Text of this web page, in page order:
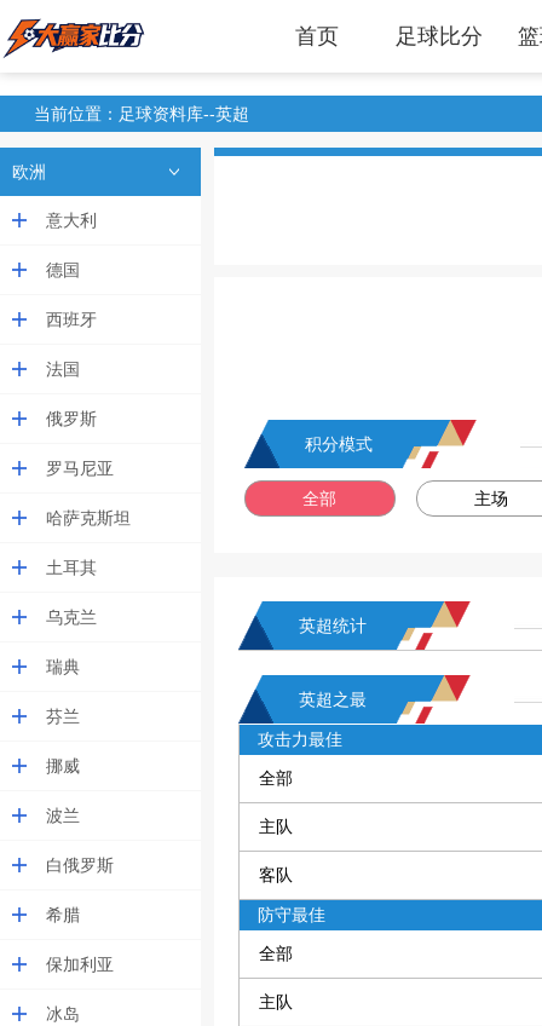
首页 足球比分
当前位置：足球资料库--英超
欧洲
意大利
德国
西班牙
法国
俄罗斯
罗马尼亚
哈萨克斯坦
土耳其
乌克兰
瑞典
芬兰
挪威
波兰
白俄罗斯
希腊
保加利亚
冰岛
积分模式
全部 主场
英超统计
英超之最
攻击力最佳
全部
主队
客队
防守最佳
全部
主队